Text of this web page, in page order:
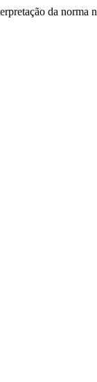
da